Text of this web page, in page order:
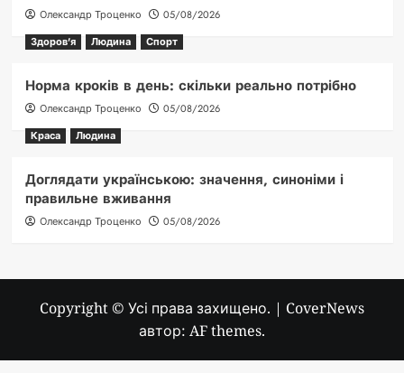
Олександр Троценко
05/08/2026
Здоров'я
Людина Спорт
Норма кроків в день: скільки реально потрібно
Олександр Троценко
05/08/2026
Краса
Людина
Доглядати українською: значення, синоніми і
правильне вживання
Олександр Троценко 05/08/2026
Copyright © Усі права захищено. | CoverNews
автор: AF themes.